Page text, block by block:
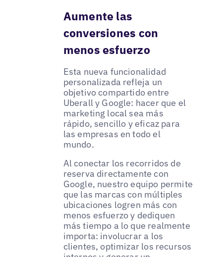
Aumente las
conversiones con
menos esfuerzo
Esta nueva funcionalidad
personalizada refleja un
objetivo compartido entre
Uberall y Google: hacer que el
marketing local sea más
rápido, sencillo y eficaz para
las empresas en todo el
mundo.
Al conectar los recorridos de
reserva directamente con
Google, nuestro equipo permite
que las marcas con múltiples
ubicaciones logren más con
menos esfuerzo y dediquen
más tiempo a lo que realmente
importa: involucrar a los
clientes, optimizar los recursos